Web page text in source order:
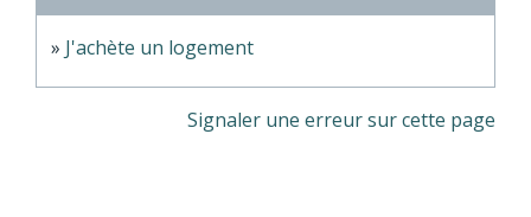
J'achète un logement
Signaler une erreur sur cette page